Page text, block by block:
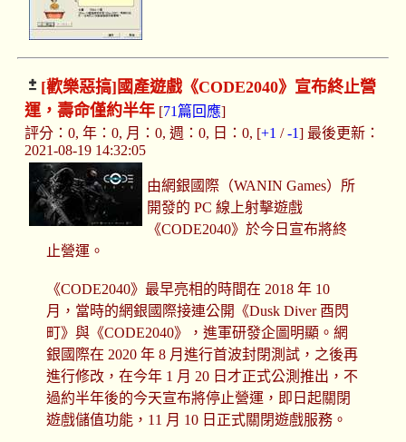
[歡樂惡搞] 國產遊戲《CODE2040》宣布終止營
運，壽命僅約半年[71篇回應]
評分：0, 年：0, 月：0, 週：0, 日：0, [+1 /-1] 最後更新：
2021-08-19 14:32:05
由網銀國際（WANIN Games）所
開發的 PC 線上射擊遊戲
《CODE2040》於今日宣布將終
止營運。
《CODE2040》最早亮相的時間在 2018 年 10
月，當時的網銀國際接連公開《Dusk Diver 酉閃
町》與《CODE2040》，進軍研發企圖明顯。網
銀國際在 2020 年 8 月進行首波封閉測試，之後再
進行修改，在今年 1 月 20 日才正式公測推出，不
過約半年後的今天宣布將停止營運，即日起關閉
遊戲儲值功能，11 月 10 日正式關閉遊戲服務。